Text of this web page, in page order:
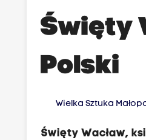
Święty
Polski
Wielka Sztuka
Święty Wacław,